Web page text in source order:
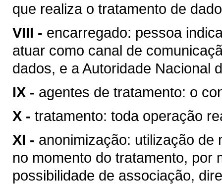
que realiza o tratamento de
VIII - encarregado: pessoa
atuar como canal de
dados, e a Autoridade Nacional
IX - agentes de tratamento: o
X - tratamento: toda operação
XI - anonimização: utilização
no momento do tratamento, por
possibilidade de associação,